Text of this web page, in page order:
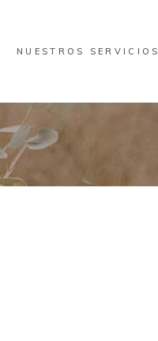
NUESTROS SERVICIOS